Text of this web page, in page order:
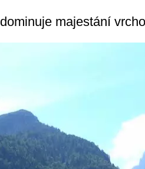
majestání